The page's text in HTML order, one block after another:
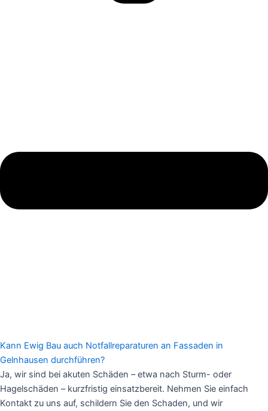
Kann Ewig Bau auch Notfallreparaturen an Fassaden in
Gelnhausen durchführen?
Ja, wir sind bei akuten Schäden – etwa nach Sturm- oder
Hagelschäden – kurzfristig einsatzbereit. Nehmen Sie einfach
Kontakt zu uns auf, schildern Sie den Schaden, und wir